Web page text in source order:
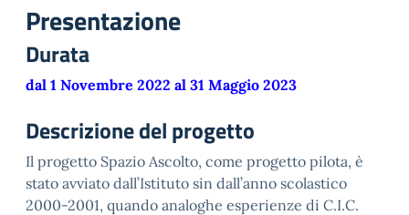
Presentazione
Durata
dal 1 Novembre 2022 al 31 Maggio 2023
Descrizione del progetto
Il progetto Spazio Ascolto, come progetto pilota, è
stato avviato dall’Istituto sin dall’anno scolastico
2000-2001, quando analoghe esperienze di C.I.C.